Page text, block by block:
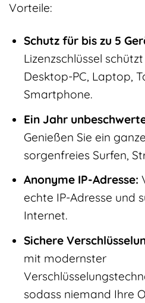
Vorteile:
Schutz für bis zu 5
Lizenzschlüssel
Desktop-PC, Laptop,
Smartphone.
Ein Jahr
Genießen Sie ein
sorgenfreies Surfen,
Anonyme IP-Adresse:
echte IP-Adresse und
Internet.
Sichere
mit modernster
sodass niemand Ihre